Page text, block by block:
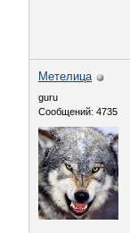
Метелица
guru
Сообщений: 4735